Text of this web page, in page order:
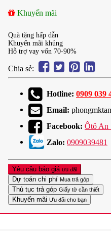
Khuyến mãi
Quà tặng hấp dẫn
Khuyến mãi khủng
Hỗ trợ vay vốn 70-90%
Chia sẻ:
Hotline: 0909 039
Email:
Facebook: Ôtô An
Zalo: 0909039481
Yêu cầu báo giá ưu đãi
Dự toán chi phí Mua trả góp
Thủ tục trả góp Giấy tờ cần thiết
Khuyến mãi Ưu đãi cho bạn